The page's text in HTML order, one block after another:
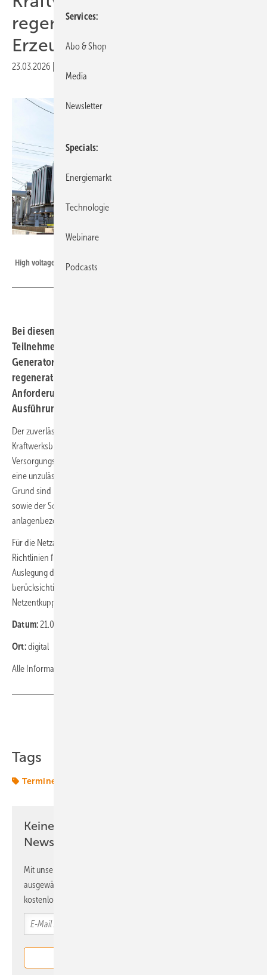
regenerativen
Erzeugungsanlagen
23.03.2026
High voltage power transformer
Bei diesem Haus der Technik Seminar lernen
Teilnehmende typische Schutzfunktionen für
Generatoren und Kraftwerksblöcke kennen. Für die
regenerativen Energieanlagen erfolgt die Diskussion der
Anforderungen an den Netzanschluss und die
Ausführung der Netzentkopplung.
Der zuverlässige, selektive Schutz von Generatoren und
Kraftwerksblöcken leistet einen wesentlichen Beitrag zur
Versorgungszuverlässigkeit des Elektroenergiesystems und vermeidet
eine unzulässige Beanspruchung der Betriebsmittel. Aus diesem
Grund sind Kenntnisse hinsichtlich der Auswahl der Schutzfunktionen
sowie der Schutzkonzepte erforderlich. Weiterhin ist die korrekte
anlagenbezogene Parametrierung wichtig.
Für die Netzanbindung sind für die einzelnen Spannungsebenen
Richtlinien für den Netzanschluss zu beachten. Diese müssen bei der
Auslegung der Erzeugungsanlage sowie deren Kurzschlussströme
berücksichtigt werden. Insbesondere sind die Anforderungen zur
Netzentkupplung umzusetzen.
Datum: 21.04.2026 09:00 - 22.04.2026 16:00
Ort:digital
Alle Informationen finden Sie hier:
Tags
Termine & Veranstaltungen
Keine Zeit? Kein Problem mit dem ERE
Newsletter!
Mit unserem Newsletter erhalten Sie regelmäßig von uns
ausgewählte Informationen und Neuigkeiten, gebündelt und
kostenlos direkt ins Postfach.
Services
Abo & Shop
Media
Newsletter
Specials
Energiemarkt
Technologie
Webinare
Podcasts